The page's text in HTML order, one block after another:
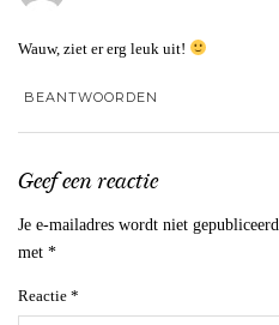
Wauw, ziet er erg leuk uit!
BEANTWOORDEN
Geef een reactie
Je e-mailadres wordt niet gepubliceerd.
met *
Reactie *